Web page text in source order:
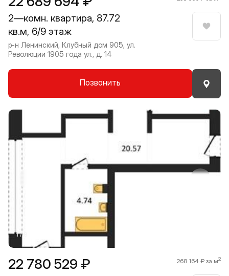
2—комн. квартира, 87.72
кв.м, 6/9 этаж
р-н Ленинский, Клубный дом 905, ул.
Революции 1905 года ул., д. 14
Позвонить
22 780 529 ₽ 268 164 ₽ за м2
1 / 8